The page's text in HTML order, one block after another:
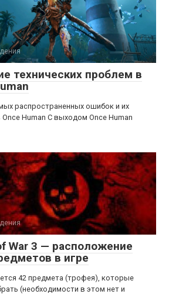
технических проблем в
распространенных ошибок и их
Human С выходом Once Human
War 3 — расположение
в игре
42 предмета (трофея), которые
(необходимости в этом нет и